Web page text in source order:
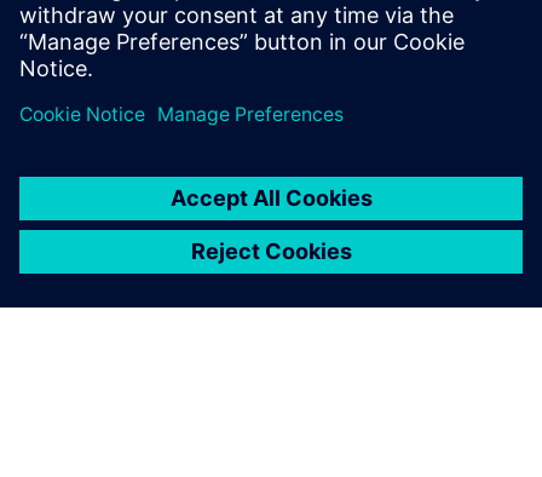
仕事以外では、ほとんどの時間をビーチ
で過ごす生活を満喫しています。